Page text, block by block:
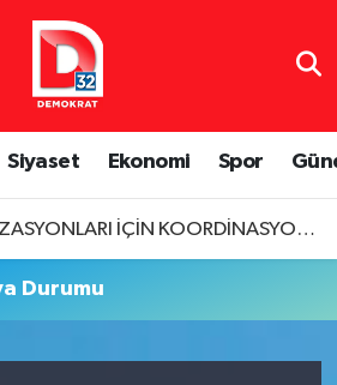
Siyaset Ekonomi Spor
İÇİN KOORDİNASYON TOPLANTISI
Durumu
Eczaneler